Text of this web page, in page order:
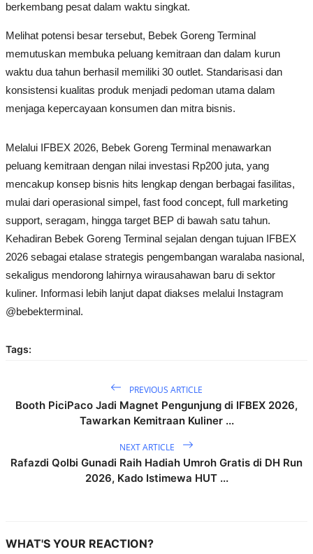
berkembang pesat dalam waktu singkat.
Melihat potensi besar tersebut, Bebek Goreng Terminal
memutuskan membuka peluang kemitraan dan dalam kurun
waktu dua tahun berhasil memiliki 30 outlet. Standarisasi dan
konsistensi kualitas produk menjadi pedoman utama dalam
menjaga kepercayaan konsumen dan mitra bisnis.
Melalui IFBEX 2026, Bebek Goreng Terminal menawarkan
peluang kemitraan dengan nilai investasi Rp200 juta, yang
mencakup konsep bisnis hits lengkap dengan berbagai fasilitas,
mulai dari operasional simpel, fast food concept, full marketing
support, seragam, hingga target BEP di bawah satu tahun.
Kehadiran Bebek Goreng Terminal sejalan dengan tujuan IFBEX
2026 sebagai etalase strategis pengembangan waralaba nasional,
sekaligus mendorong lahirnya wirausahawan baru di sektor
kuliner. Informasi lebih lanjut dapat diakses melalui Instagram
@bebekterminal.
Tags:
PREVIOUS ARTICLE
Booth PiciPaco Jadi Magnet Pengunjung di IFBEX 2026,
Tawarkan Kemitraan Kuliner ...
NEXT ARTICLE
Rafazdi Qolbi Gunadi Raih Hadiah Umroh Gratis di DH Run
2026, Kado Istimewa HUT ...
WHAT'S YOUR REACTION?